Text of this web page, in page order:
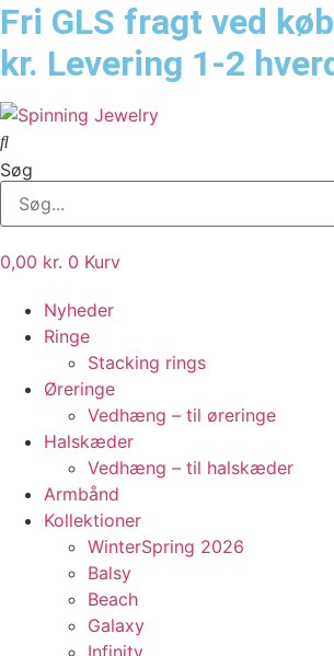
Fri GLS fragt ved
kr. Levering 1-2
Søg
0,00 kr. 0 Kurv
Nyheder
Ringe
Stacking rings
Øreringe
Vedhæng – til øreringe
Halskæder
Vedhæng – til halskæder
Armbånd
Kollektioner
WinterSpring 2026
Balsy
Beach
Galaxy
Infinity